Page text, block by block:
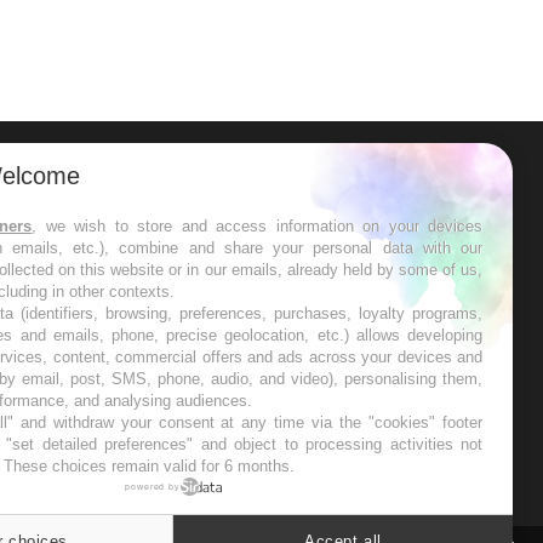
les semaines les meilleures
, we wish to store and access information on your devices
emails, etc.), combine and share your personal data with our
on this website or in our emails, already held by some of us,
in other contexts.
(identifiers, browsing, preferences, purchases, loyalty programs,
and emails, phone, precise geolocation, etc.) allows developing
content, commercial offers and ads across your devices and
email, post, SMS, phone, audio, and video), personalising them,
and analysing audiences.
and withdraw your consent at any time via the "cookies" footer
detailed preferences" and object to processing activities not
choices remain valid for 6 months.
powered by